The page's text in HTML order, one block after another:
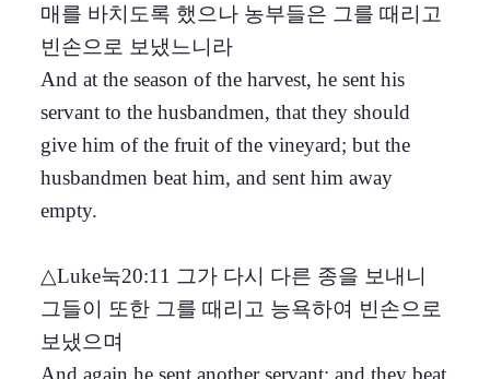
매를 바치도록 했으나 농부들은 그를 때리고
빈손으로 보냈느니라
And at the season of the harvest, he sent his
servant to the husbandmen, that they should
give him of the fruit of the vineyard; but the
husbandmen beat him, and sent him away
empty.
△Luke눅20:11 그가 다시 다른 종을 보내니
그들이 또한 그를 때리고 능욕하여 빈손으로
보냈으며
And again he sent another servant; and they beat